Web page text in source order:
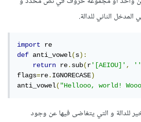
الثاني للدالة.
import
def anti_vowel(s):
return re.sub(r'[AEIOU]',
flags=re.IGNORECASE)
anti_vowel("Hellooo, world!
للدالة و التي يتغاضى فيها عن وجود